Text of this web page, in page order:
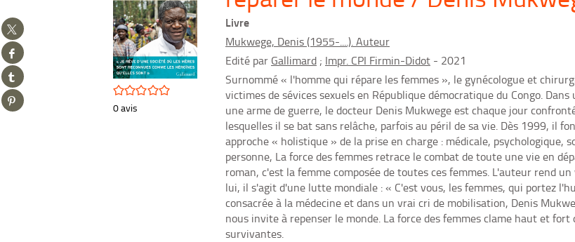
Partager
sur
twitter
(Nouvelle
fenêtre)
Partager
sur
facebook
(Nouvelle
fenêtre)
Partager
sur
tumblr
(Nouvelle
Partager
sur
/5
0avis
Livre
Mukwege, Denis (1955-....). Auteur
Edité par Gallimard ; Impr. CPI Firmin-Didot - 2021
Surnommé « l'homme qui répare les femmes », le gynécologue et
victimes de sévices sexuels en République démocratique du Congo.
une arme de guerre, le docteur Denis Mukwege est chaque jour
lesquelles il se bat sans relâche, parfois au péril de sa vie. Dès 1999, il
approche « holistique » de la prise en charge : médicale, psychologique,
personne, La force des femmes retrace le combat de toute une vie en
roman, c'est la femme composée de toutes ces femmes. L'auteur rend
lui, il s'agit d'une lutte mondiale : « C'est vous, les femmes, qui portez
consacrée à la médecine et dans un vrai cri de mobilisation, Denis
nous invite à repenser le monde. La force des femmes clame haut et
survivantes.